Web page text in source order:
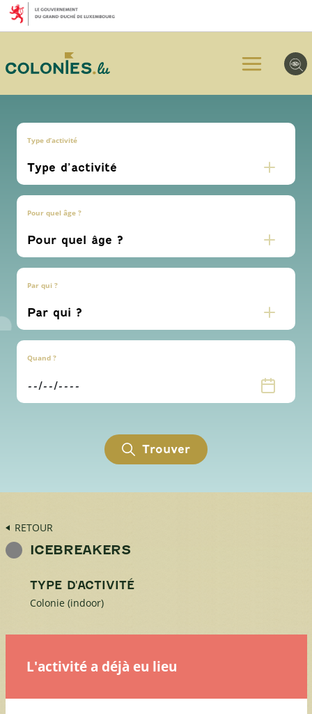
Aller
au
menu
Aller
au
contenu
Aller
au
pied
page
Type d’activité
Pour quel âge ?
Par qui ?
Quand ?
Trouver
RETOUR
ICEBREAKERS
TYPE D'ACTIVITÉ
Colonie (indoor)
L'activité a déjà eu lieu